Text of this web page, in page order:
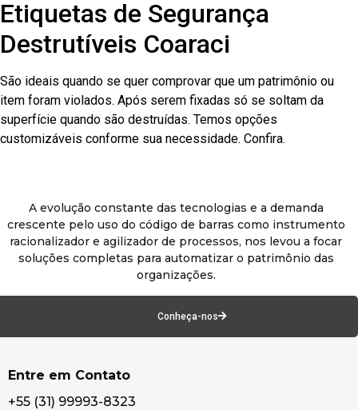
Etiquetas de Segurança
Destrutíveis Coaraci
São ideais quando se quer comprovar que um patrimônio ou
item foram violados. Após serem fixadas só se soltam da
superfície quando são destruídas. Temos opções
customizáveis conforme sua necessidade. Confira.
A evolução constante das tecnologias e a demanda
crescente pelo uso do código de barras como instrumento
racionalizador e agilizador de processos, nos levou a focar
soluções completas para automatizar o patrimônio das
organizações.
Conheça-nos
Entre em Contato
+55 (31) 99993-8323